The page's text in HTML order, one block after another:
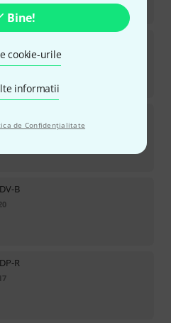
Bine!
cookie-urile
informatii
de Confidenţialitate
zilei:61 lei
Y6-W
B
R
17